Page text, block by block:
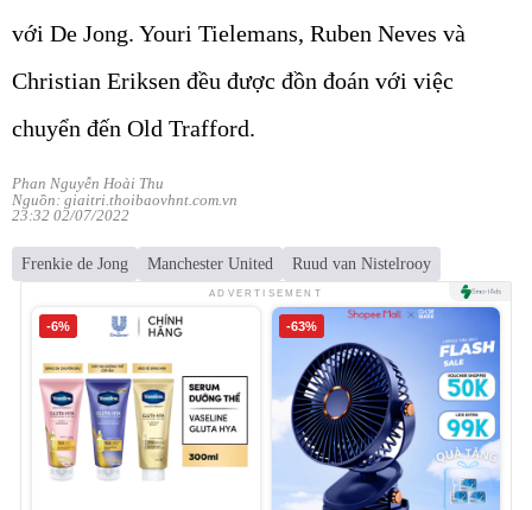
với De Jong. Youri Tielemans, Ruben Neves và
Christian Eriksen đều được đồn đoán với việc
chuyển đến Old Trafford.
Phan Nguyễn Hoài Thu
Nguồn: giaitri.thoibaovhnt.com.vn
23:32 02/07/2022
Frenkie de Jong Manchester United Ruud van Nistelrooy
ADVERTISEMENT
-6% -63%